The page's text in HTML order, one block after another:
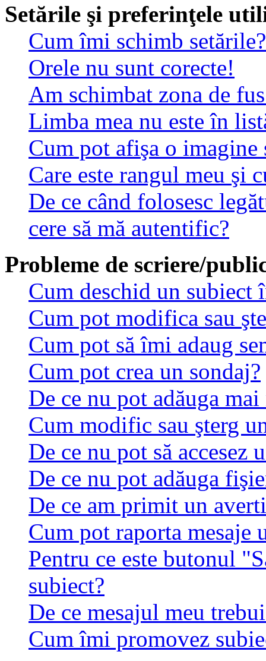
Setările şi preferinţele
Cum îmi schimb setările?
Orele nu sunt corecte!
Am schimbat zona de
Limba mea nu este în
Cum pot afişa o
Care este rangul meu şi
De ce când folosesc
cere să mă autentific?
Probleme de scriere/
Cum deschid un subiect
Cum pot modifica sau
Cum pot să îmi adaug
Cum pot crea un sondaj?
De ce nu pot adăuga
Cum modific sau şterg
De ce nu pot să accesez
De ce nu pot adăuga
De ce am primit un
Cum pot raporta mesaje
Pentru ce este butonul
subiect?
De ce mesajul meu
Cum îmi promovez